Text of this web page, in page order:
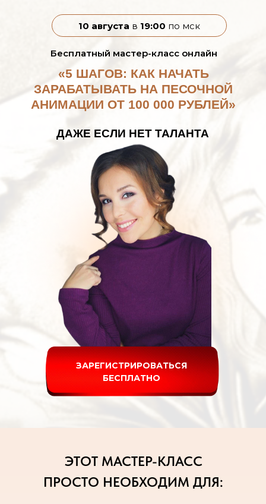
Бесплатный мастер-класс онлайн
«5 ШАГОВ: КАК НАЧАТЬ
ЗАРАБАТЫВАТЬ НА ПЕСОЧНОЙ
АНИМАЦИИ ОТ 100 000 РУБЛЕЙ»
ДАЖЕ ЕСЛИ НЕТ ТАЛАНТА
ЗАРЕГИСТРИРОВАТЬСЯ
БЕСПЛАТНО
10 августа в 19:00 по мск
ЭТОТ МАСТЕР-КЛАСС
ПРОСТО НЕОБХОДИМ ДЛЯ: